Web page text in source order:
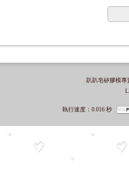
趴趴皂矽膠模專
執行速度 ：0.016 秒